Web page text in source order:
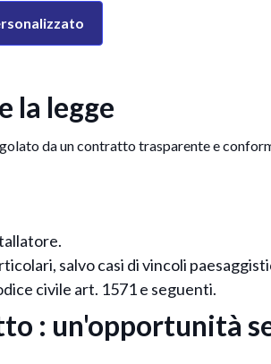
la legge
da un contratto trasparente e
salvo casi di vincoli
civile art. 1571 e seguenti.
: un'opportunità